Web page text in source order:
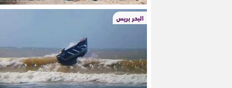
البحر بريس